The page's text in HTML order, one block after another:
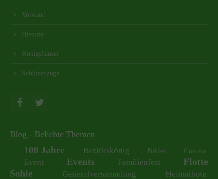
Vorstand
Historie
Königshäuser
Schützenzüge
Blog - Beliebte Themen
100 Jahre Bezirkskönig Bilder Corona
Event Events Familienfest
Flotte
Sohle
Generalversammlung Heimatbote